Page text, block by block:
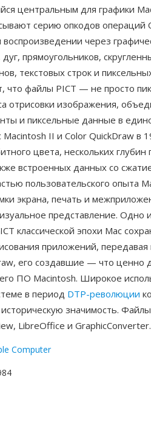
центральным для графики
серию опкодов операций
через
прямоугольников,
текстовых строк и
что файлы PICT — не просто
отрисовки изображения,
и пиксельные данные в
Macintosh II и Color QuickDraw в
цвета, нескольких
встроенных данных со
пользовательского опыта
экрана, печать и
представление. Одно
классической эпохи Mac
приложений,
его создавшие — что ценно
ПО Macintosh. Широкое
в период DTP-революции
значимость.
LibreOffice и GraphicConverter.
Computer